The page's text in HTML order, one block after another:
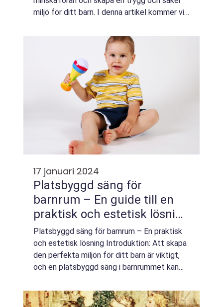
miljö för ditt barn. I denna artikel kommer vi
leksaker i barnrummet, inklus...
17 januari 2024
Platsbyggd säng för
barnrum – En guide till en
praktisk och estetisk lösning
för ditt barns rum
Platsbyggd säng för barnrum – En praktisk
och estetisk lösning Introduktion: Att skapa
den perfekta miljön för ditt barn är viktigt,
och en platsbyggd säng i barnrummet kan
utrymmet och skapa en unik och...